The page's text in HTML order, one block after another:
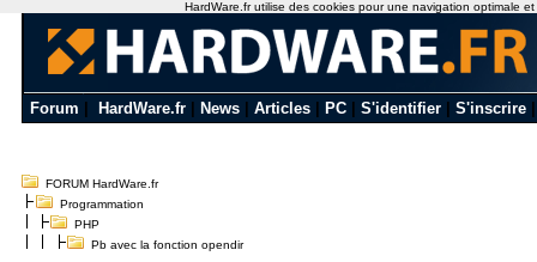
Forum HardWare.fr News Articles PC S'identifier S'inscrire
FORUM HardWare.fr
Programmation
PHP
Pb avec la fonction opendir
HardWare.fr utilise des cookies pour une navigation optimale